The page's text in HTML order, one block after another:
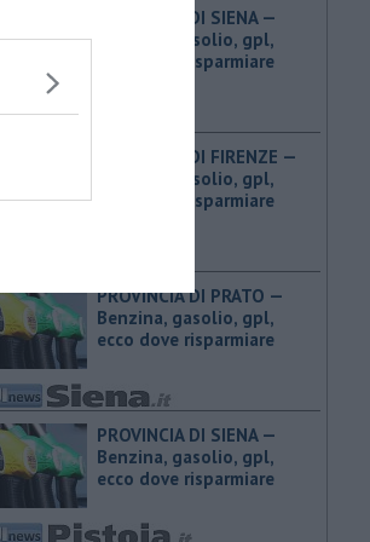
PROVINCIA DI SIENA — ​
Benzina, gasolio, gpl,
ecco dove risparmiare
PROVINCIA DI FIRENZE — ​
Benzina, gasolio, gpl,
ecco dove risparmiare
PROVINCIA DI PRATO — ​
Benzina, gasolio, gpl,
ecco dove risparmiare
PROVINCIA DI SIENA — ​
Benzina, gasolio, gpl,
ecco dove risparmiare